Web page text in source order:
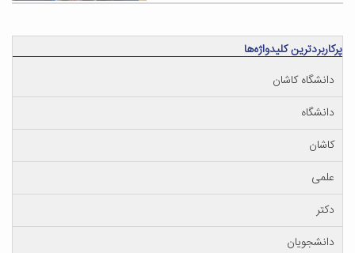
پرکاربردترین کلیدواژه‌ها
دانشگاه کاشان
دانشگاه
کاشان
علمی
دکتر
دانشجویان